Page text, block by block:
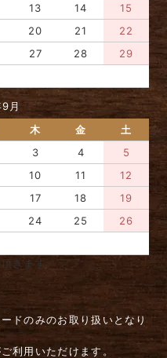
13 14
15
20 21
22
27 28
29
月
木 金
土
3 4
5
10 11
12
17 18
19
24 25
26
きます。
ドのみのお取り扱いとなり
利用いただけます。